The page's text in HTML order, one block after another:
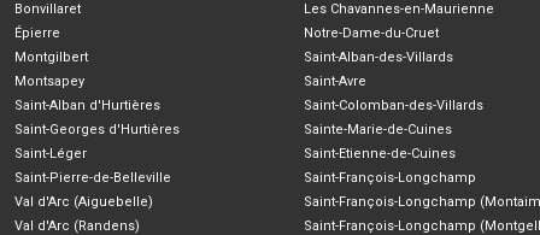
Bonvillaret
Épierre
Montgilbert
Montsapey
Saint-Alban d'Hurtières
Saint-Georges d'Hurtières
Saint-Léger
Saint-Pierre-de-Belleville
Val d'Arc (Aiguebelle)
Val d'Arc (Randens)
Les Chavannes-en-Maurienne
Notre-Dame-du-Cruet
Saint-Alban-des-Villards
Saint-Avre
Saint-Colomban-des-Villards
Sainte-Marie-de-Cuines
Saint-Etienne-de-Cuines
Saint-François-Longchamp
Saint-François-Longchamp
Saint-François-Longchamp